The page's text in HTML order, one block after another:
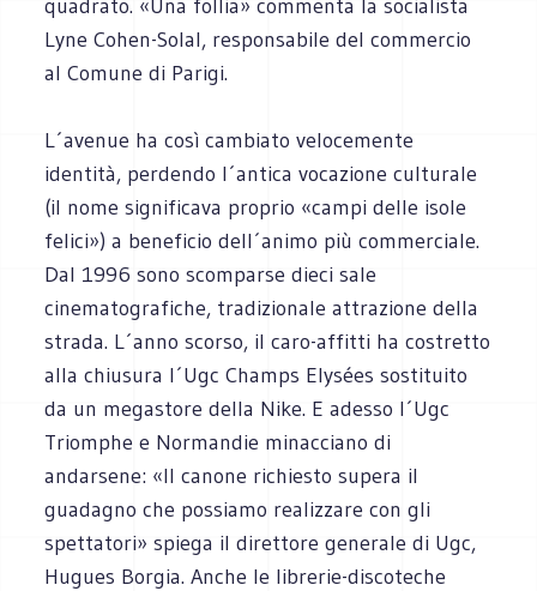
quadrato. «Una follia» commenta la socialista
Lyne Cohen-Solal, responsabile del commercio
al Comune di Parigi.
L´avenue ha così cambiato velocemente
identità, perdendo l´antica vocazione culturale
(il nome significava proprio «campi delle isole
felici») a beneficio dell´animo più commerciale.
Dal 1996 sono scomparse dieci sale
cinematografiche, tradizionale attrazione della
strada. L´anno scorso, il caro-affitti ha costretto
alla chiusura l´Ugc Champs Elysées sostituito
da un megastore della Nike. E adesso l´Ugc
Triomphe e Normandie minacciano di
andarsene: «Il canone richiesto supera il
guadagno che possiamo realizzare con gli
spettatori» spiega il direttore generale di Ugc,
Hugues Borgia. Anche le librerie-discoteche